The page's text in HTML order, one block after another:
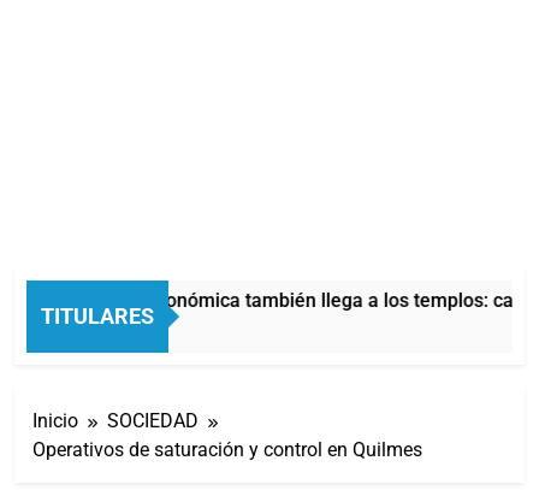
TITULARES
La crisis económica también llega a los templos:
11 Horas Atrás
Inicio
SOCIEDAD
Operativos de saturación y control en Quilmes